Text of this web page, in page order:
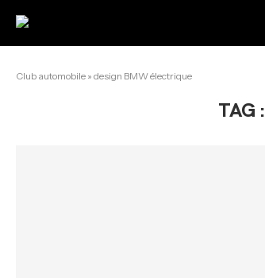
Club automobile » design BMW électrique
TAG :